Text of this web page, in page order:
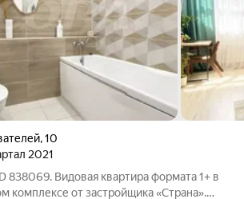
,10
2021
838069. Видовая квартира формата 1+ в
комплексе от застройщика «Страна».